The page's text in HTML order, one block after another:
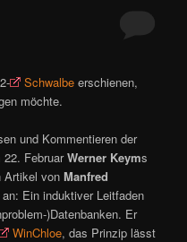
Schwalbe erschienen,
möchte.
und Kommentieren der
22. FebruarWerner Keyms
Artikel vonManfred
an: Ein induktiver Leitfaden
)Datenbanken. Er
WinChloe, das Prinzip lässt